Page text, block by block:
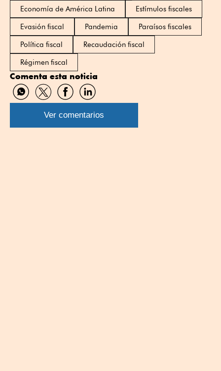
Economía de América Latina
Estímulos fiscales
Evasión fiscal
Pandemia
Paraísos fiscales
Política fiscal
Recaudación fiscal
Régimen fiscal
Comenta esta noticia
Compartir
por
WhatsApp
Compartir
por
Twitter
Compartir
por
Facebook
Compartir
por
Linkedin
Ver comentarios